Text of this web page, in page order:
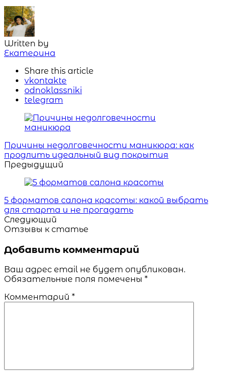
Written by
Екатерина
Share this article
vkontakte
odnoklassniki
telegram
Навигация
Причины недолговечности маникюра: как
продлить идеальный вид покрытия
Предыдущий
5 форматов салона красоты: какой выбрать
для старта и не прогадать
Следующий
Отзывы к статье
Добавить комментарий
Ваш адрес email не будет опубликован.
Обязательные поля помечены *
Комментарий *